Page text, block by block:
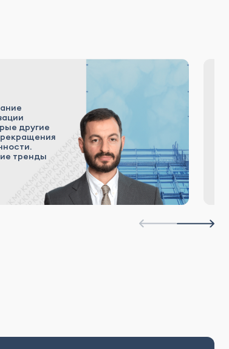
другие
тренды